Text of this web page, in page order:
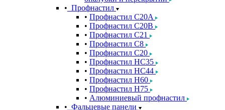
Профнастил
Профнастил С20A
Профнастил С20B
Профнастил С21
Профнастил С8
Профнастил С20
Профнастил НС35
Профнастил НС44
Профнастил Н60
Профнастил Н75
Алюминиевый профнастил
Фальцевые панели